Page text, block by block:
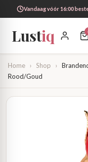
Vandaag vóór 16:00
Lustiq
Home › Shop ›
Rood/Goud